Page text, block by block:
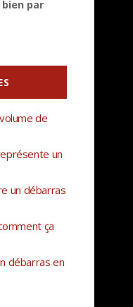
par
de
un
un débarras
ça
débarras en